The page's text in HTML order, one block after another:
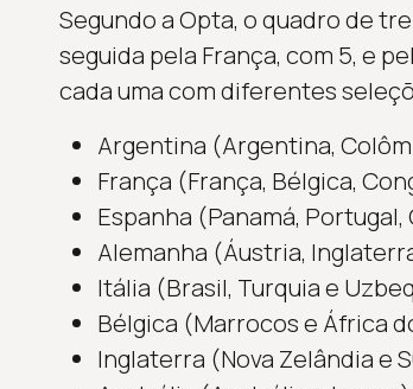
Segundo a Opta, o quadro de
seguida pela França, com 5, e
cada uma com diferentes
Argentina (Argentina,
França (França, Bélgica,
Espanha (Panamá,
Alemanha (Áustria,
Itália (Brasil, Turquia e
Bélgica (Marrocos e África
Inglaterra (Nova Zelândia e